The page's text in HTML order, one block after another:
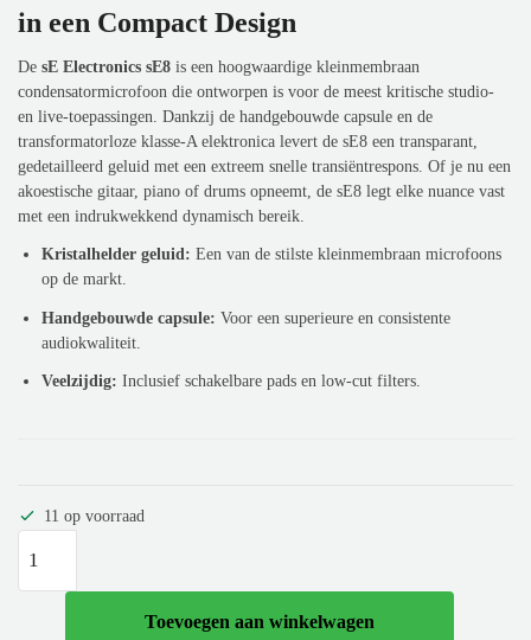
in een Compact Design
De sE Electronics sE8 is een hoogwaardige kleinmembraan
condensatormicrofoon die ontworpen is voor de meest kritische studio-
en live-toepassingen. Dankzij de handgebouwde capsule en de
transformatorloze klasse-A elektronica levert de sE8 een transparant,
gedetailleerd geluid met een extreem snelle transiëntrespons. Of je nu een
akoestische gitaar, piano of drums opneemt, de sE8 legt elke nuance vast
met een indrukwekkend dynamisch bereik.
Kristalhelder geluid: Een van de stilste kleinmembraan microfoons
op de markt.
Handgebouwde capsule: Voor een superieure en consistente
audiokwaliteit.
Veelzijdig: Inclusief schakelbare pads en low-cut filters.
11 op voorraad
Toevoegen aan winkelwagen